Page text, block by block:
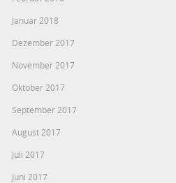
Januar 2018
Dezember 2017
November 2017
Oktober 2017
September 2017
August 2017
Juli 2017
Juni 2017